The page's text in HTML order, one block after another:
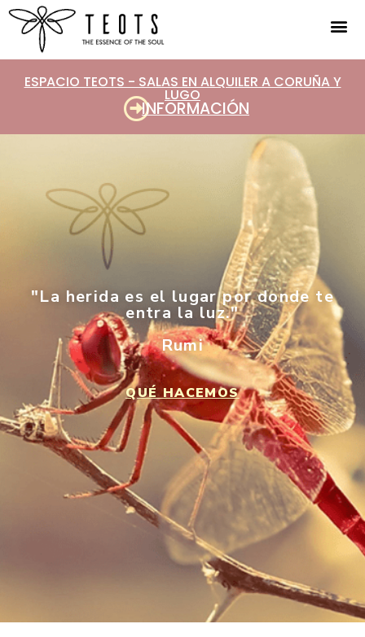
ESPACIO TEOTS - SALAS EN ALQUILER A CORUÑA Y
LUGO
INFORMACIÓN
"La herida es el lugar por donde te
entra la luz."
Rumi
QUÉ HACEMOS